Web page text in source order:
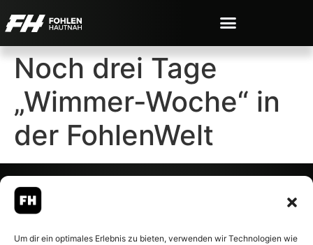
Um dir ein optimales Erlebnis zu bieten, verwenden wir Technologien wie
Noch drei Tage
„Wimmer-Woche“ in
der FohlenWelt
– Alle rechte vorbehalten.